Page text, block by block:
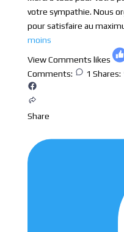
votre sympathie. Nous
pour satisfaire au
moins
View Comments likes
Comments:
1 Shares:
Share